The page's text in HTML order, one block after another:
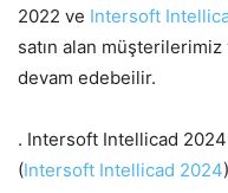
2022 ve Intersoft
satın alan müşterilerimiz
devam edebeilir.
. Intersoft Intellicad
(Intersoft Intellicad 2024